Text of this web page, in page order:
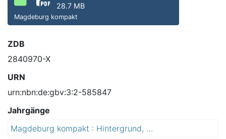
28.7 MB
Magdeburg kompakt
ZDB
2840970-X
URN
urn:nbn:de:gbv:3:2-585847
Jahrgänge
Magdeburg kompakt : Hintergrund, Wissenswertes, Unterhaltung